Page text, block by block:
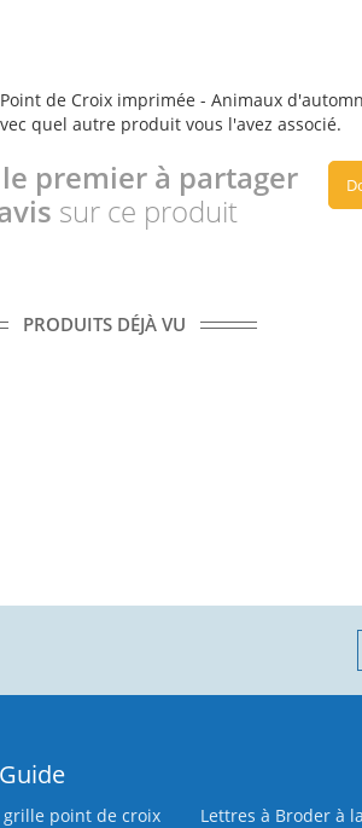
de Croix imprimée - Animaux
quel autre produit vous l'avez associé.
le premier à partager
sur ce produit
PRODUITS DÉJÀ VU
point de croix
Lettres à Broder à